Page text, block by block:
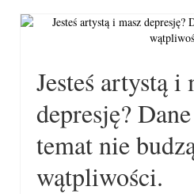
Jesteś artystą i
depresję?
temat nie
wątpliwości.